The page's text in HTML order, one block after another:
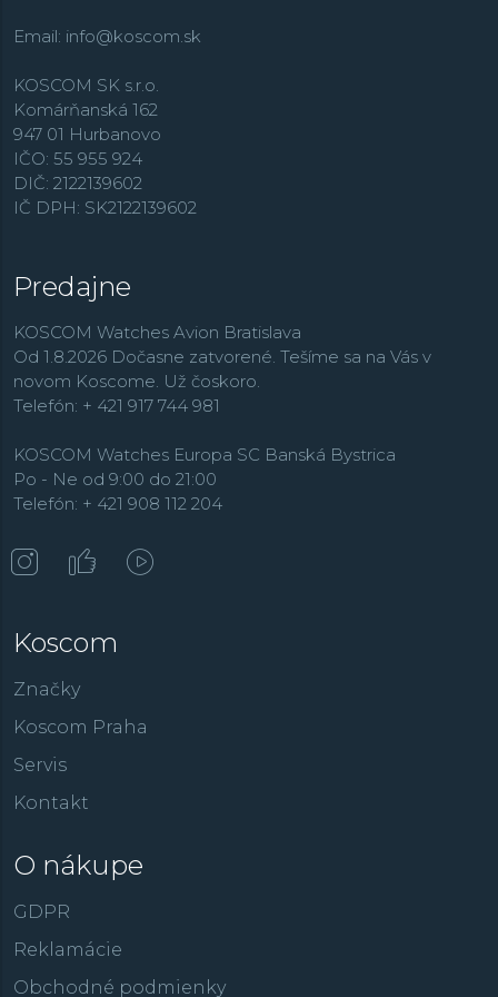
Hodinky Seiko sú dostupné v mnohých klasických aj
životnému štýlu. Značka Seiko vo svojom portfóliu
ponúka športové a odolné modely z rady
elegantné a spoločenské
King Seiko , GPS technológiu riadenú a solárne
napájanú kolekciu
automatických hodiniek
Email: info@koscom.sk
KOSCOM SK s.r.o.
Komárňanská 162
947 01 Hurbanovo
IČO: 55 955 924
DIČ: 2122139602
IČ DPH: SK2122139602
Predajne
KOSCOM Watches Avion Bratislava
Od 1.8.2026 Dočasne zatvorené. Tešíme sa na Vás v
novom Koscome. Už čoskoro.
Telefón: + 421 917 744 981
KOSCOM Watches Europa SC Banská Bystrica
Po - Ne od 9:00 do 21:00
Telefón: + 421 908 112 204
Koscom
Značky
Koscom Praha
Servis
Kontakt
O nákupe
GDPR
Reklamácie
Obchodné podmienky